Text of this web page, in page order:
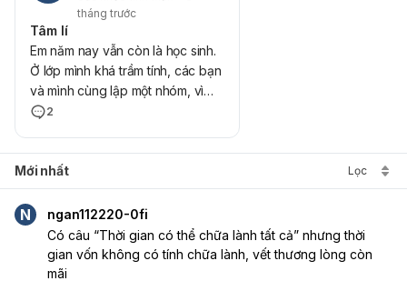
tháng trước
Tâm lí
Em năm nay vẫn còn là học sinh.
Ở lớp mình khá trầm tính, các bạn
và mình cùng lập một nhóm, vì
mình cùng một bạn khác đều
một năm, mình có lần làm bài tập
nhóm với các bạn, khi đến nhà
các bạn thì mình được mẹ bạn
nhắc nhở, mình chỉ cười cười và
nói vâng rất nhỏ, hình như mọi
người ko nghe thấy. Nhà bạn ý
từng ở gần nhà mình bây giờ
2
Mới nhất Lọc
N
ngan112220-0fi
Có câu “Thời gian có thể chữa lành tất cả” nhưng thời
gian vốn không có tính chữa lành, vết thương lòng còn
mãi